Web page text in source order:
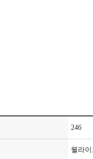
246
웰라